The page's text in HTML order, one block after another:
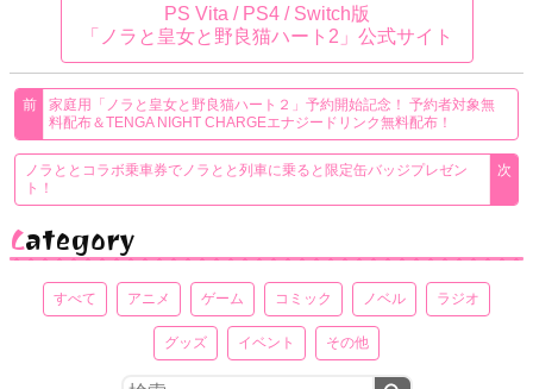
PS Vita / PS4 / Switch版
「ノラと皇女と野良猫ハート2」公式サイト
家庭用「ノラと皇女と野良猫ハート２」予約開始記念！ 予約者対象無
料配布＆TENGA NIGHT CHARGEエナジードリンク無料配布！
ノラととコラボ乗車券でノラとと列車に乗ると限定缶バッジプレゼン
ト！
Category
すべて アニメ ゲーム コミック ノベル ラジオ
グッズ イベント その他